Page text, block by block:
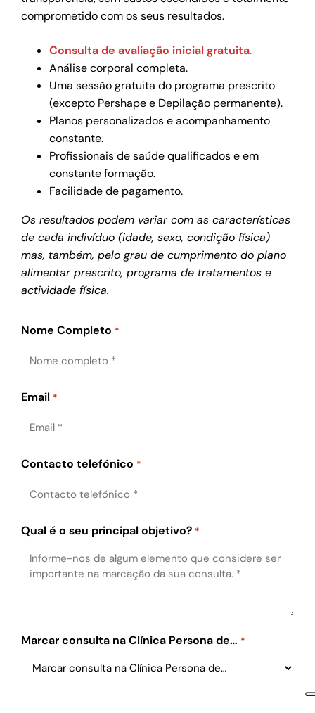
comprometido com os seus resultados.
Consulta de avaliação inicial gratuita.
Análise corporal completa.
Uma sessão gratuita do programa prescrito
(excepto Pershape e Depilação permanente).
Planos personalizados e acompanhamento
constante.
Profissionais de saúde qualificados e em
constante formação.
Facilidade de pagamento.
Os resultados podem variar com as características
de cada indivíduo (idade, sexo, condição física)
mas, também, pelo grau de cumprimento do plano
alimentar prescrito, programa de tratamentos e
actividade física.
Nome Completo *
Email *
Contacto telefónico *
Qual é o seu principal objetivo? *
Marcar consulta na Clínica Persona de… *